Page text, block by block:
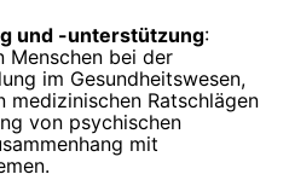
und -unterstützung:
Menschen bei der
im Gesundheitswesen,
medizinischen Ratschlägen
von psychischen
mit